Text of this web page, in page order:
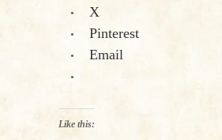
X
Pinterest
Email
Like this: